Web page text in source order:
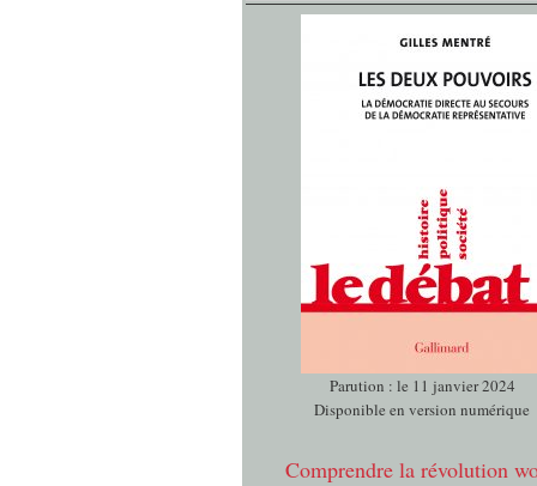
Parution : le 11 janvier 2024
Disponible en version numérique
Comprendre la révolution